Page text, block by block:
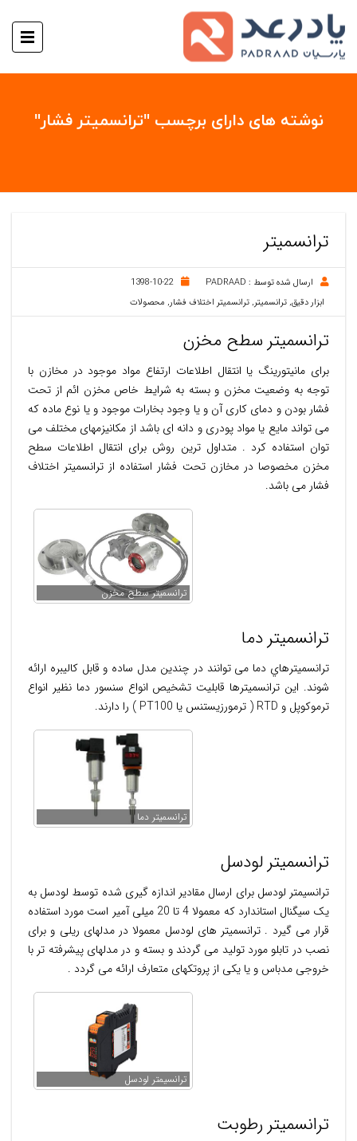
نوشته های دارای برچسب "ترانسمیتر فشار"
ترانسمیتر
ارسال شده توسط : PADRAAD
1398-10-22
ابزار دقیق,ترانسمیتر,ترانسمیتر اختلاف فشار, محصولات
ترانسمیتر سطح مخزن
برای مانیتورینگ یا انتقال اطلاعات ارتفاع مواد موجود در مخازن با
توجه به وضعیت مخزن و بسته به شرایط خاص مخزن ائم از تحت
فشار بودن و دمای کاری آن و یا وجود بخارات موجود و یا نوع ماده که
می تواند مایع یا مواد پودری و دانه ای باشد از مکانیزمهای مختلف می
توان استفاده کرد . متداول ترین روش برای انتقال اطلاعات سطح
مخزن مخصوصا در مخازن تحت فشار استفاده از ترانسمیتر اختلاف
فشار می باشد.
ترانسمیتر سطح مخزن
ترانسمیتر دما
ترانسميترهاي دما می توانند در چندين مدل ساده و قابل كاليبره ارائه
شوند. اين ترانسميترها قابليت تشخيص انواع سنسور دما نظير انواع
ترموكوپل و RTD ( ترمورزيستنس يا PT100 ) را دارند.
ترانسميتر دما
ترانسمیتر لودسل
ترانسیمتر لودسل برای ارسال مقادیر اندازه گیری شده توسط لودسل به
یک سیگنال استاندارد که معمولا 4 تا 20 میلی آمیر است مورد استفاده
قرار می گیرد . ترانسمیتر های لودسل معمولا در مدلهای ریلی و برای
نصب در تابلو مورد تولید می گردند و بسته و در مدلهای پیشرفته تر با
خروجی مدباس و یا یکی از پروتکهای متعارف ارائه می گردد .
ترانسیمتر لودسل
ترانسمیتر رطوبت